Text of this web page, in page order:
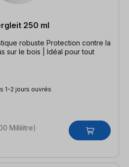
250 ml
Protection contre la
sur le bois | Idéal pour tout
1-2 jours ouvrés
Millilitre)